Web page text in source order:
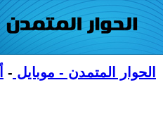
الحوار المتمدن - موبايل -